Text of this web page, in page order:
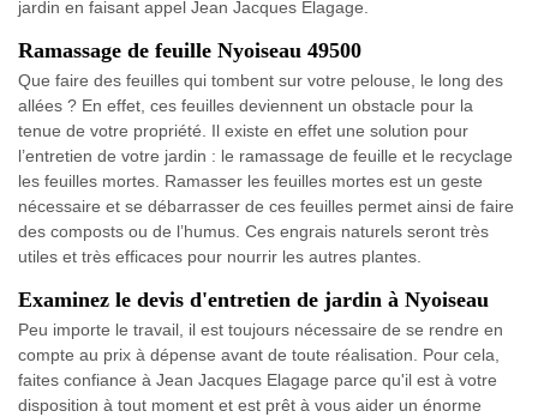
jardin en faisant appel Jean Jacques Elagage.
Ramassage de feuille Nyoiseau 49500
Que faire des feuilles qui tombent sur votre pelouse, le long des
allées ? En effet, ces feuilles deviennent un obstacle pour la
tenue de votre propriété. Il existe en effet une solution pour
l’entretien de votre jardin : le ramassage de feuille et le recyclage
les feuilles mortes. Ramasser les feuilles mortes est un geste
nécessaire et se débarrasser de ces feuilles permet ainsi de faire
des composts ou de l’humus. Ces engrais naturels seront très
utiles et très efficaces pour nourrir les autres plantes.
Examinez le devis d'entretien de jardin à Nyoiseau
Peu importe le travail, il est toujours nécessaire de se rendre en
compte au prix à dépense avant de toute réalisation. Pour cela,
faites confiance à Jean Jacques Elagage parce qu'il est à votre
disposition à tout moment et est prêt à vous aider un énorme